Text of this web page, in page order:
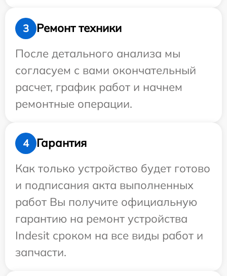
3
Ремонт техники
После детального анализа мы
согласуем с вами окончательный
расчет, график работ и начнем
ремонтные операции.
4
Гарантия
Как только устройство будет готово
и подписания акта выполненных
работ Вы получите официальную
гарантию на ремонт устройства
Indesit сроком на все виды работ и
запчасти.